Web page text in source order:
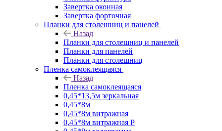
Завертка оконная
Завертка форточная
Планки для столешниц и панелей
Назад
Планки для столешниц и панелей
Планки для панелей
Планки для столешниц
Пленка самоклеящаяся
Назад
Пленка самоклеящаяся
0,45*13,5м зеркальная
0,45*8м
0,45*8м витражная
0,45*8м витражная Р